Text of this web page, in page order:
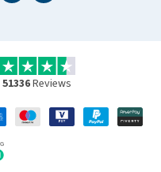
51336Reviews